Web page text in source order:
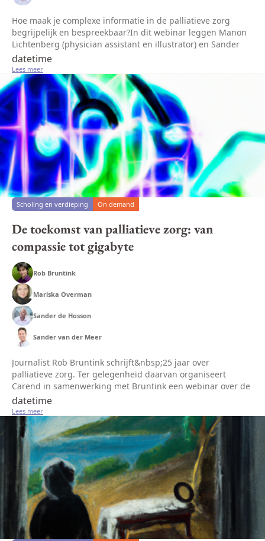
Hoe maak je complexe informatie in de palliatieve zorg
begrijpelijk en bespreekbaar?In dit webinar leggen Manon
Lichtenberg (physician assistant en illustrator) en Sander
de Hosson meer uit over het belang van tekenen om te
zorgen dat de bo...
datetime
Lees meer
Scholing en verdieping On demand
De toekomst van palliatieve zorg: van
compassie tot gigabyte
Rob Bruntink
Mariska Overman
Sander de Hosson
Sander van der Meer
Journalist Rob Bruntink schrijft&nbsp;25 jaar over
palliatieve zorg. Ter gelegenheid daarvan organiseert
Carend in samenwerking met Bruntink een webinar over de
toekomst van palliatieve zorg.&nbsp;Bruntink voert
gesprekken over die toekomst...
datetime
Lees meer